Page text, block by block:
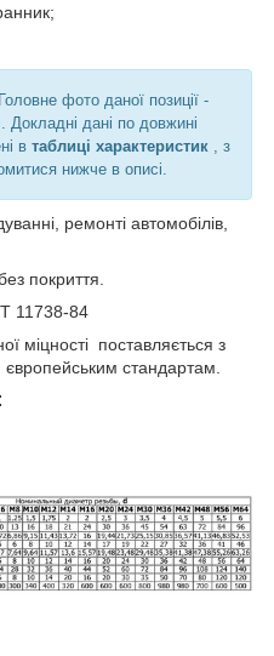
Головне фото даної позиції -
Докладні дані по довжині
в таблиці характеристик , з
нижче в описі.
ремонті автомобілів,
покриття.
11738-84
міцності поставляється з
європейським стандартам.